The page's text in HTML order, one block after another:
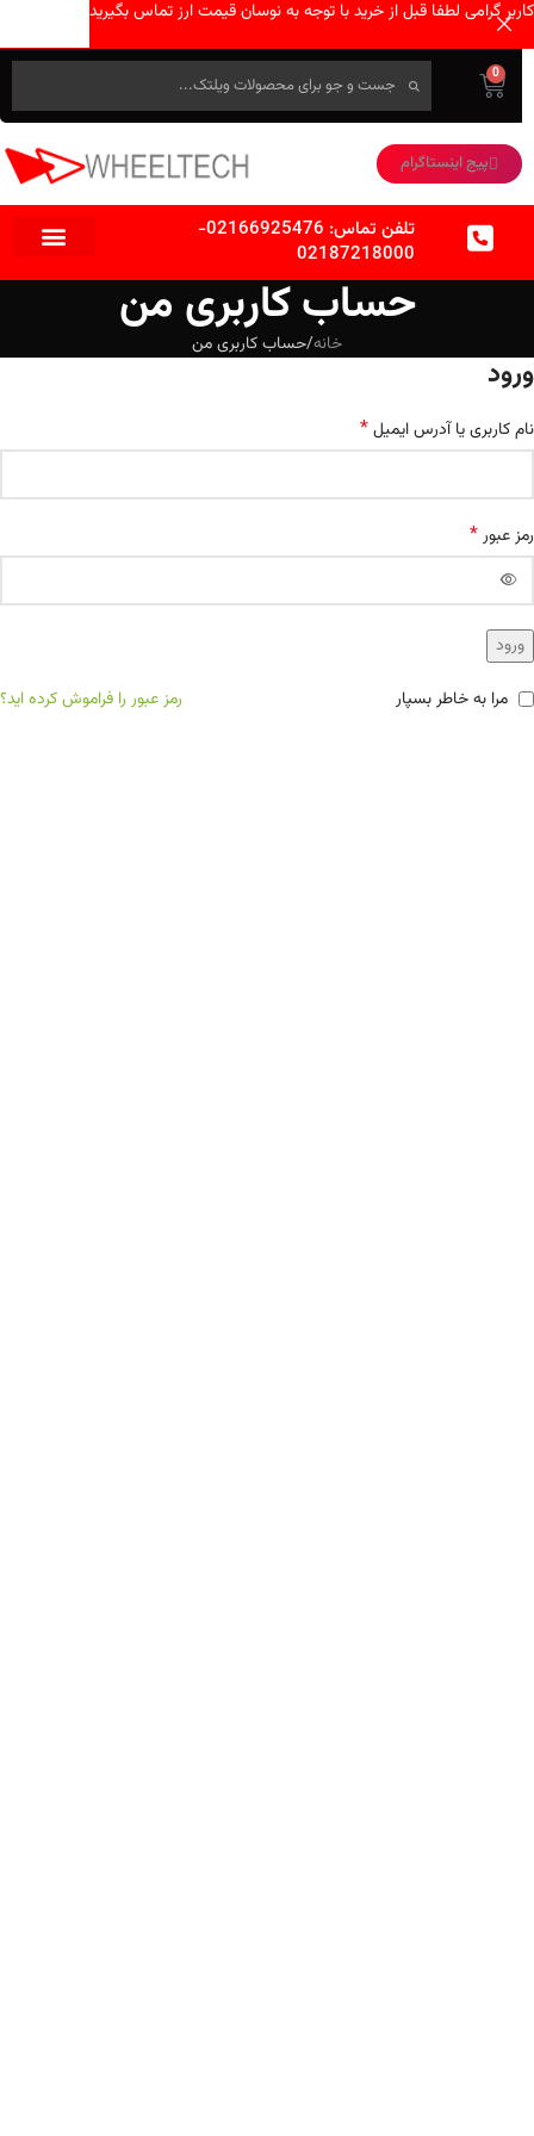
0
پیج اینستاگرام
تلفن تماس: 02166925476
-
02187218000
حساب کاربری من
خانه حساب کاربری من
ورود
نام کاربری یا آدرس ایمیل*
رمز عبور*
ورود
رمز عبور را فراموش کرده اید؟ مرا به خاطر بسپار
کاربر گرامی لطفا قبل از خرید با توجه به نوسان قیمت ارز تماس بگیرید